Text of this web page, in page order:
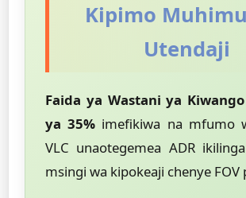
Kipimo
Utendaji
Faida ya Wastani ya
ya 35% imefikiwa na mfumo
VLC unaotegemea ADR
msingi wa kipokeaji chenye FOV